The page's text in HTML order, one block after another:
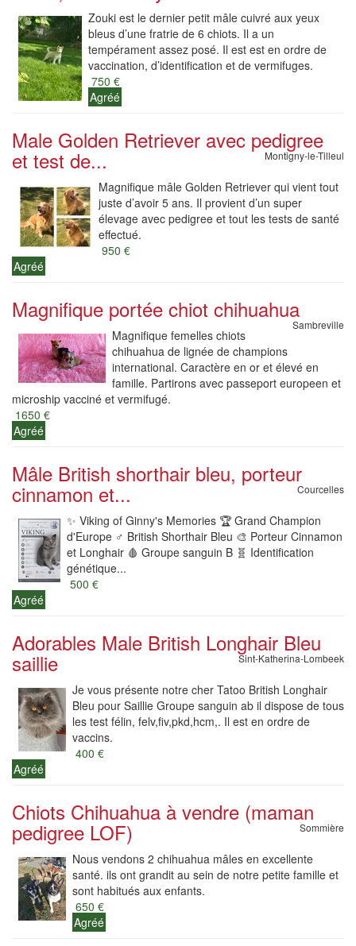
Zouki est le dernier petit mâle cuivré aux yeux
bleus d’une fratrie de 6 chiots. Il a un
tempérament assez posé. Il est est en ordre de
vaccination, d’identification et de vermifuges.
750 €
Agréé
Male Golden Retriever avec pedigree
et test de... Montigny-le-Tilleul
Magnifique mâle Golden Retriever qui vient tout
juste d’avoir 5 ans. Il provient d’un super
élevage avec pedigree et tout les tests de santé
effectué.
950 €
Agréé
Magnifique portée chiot chihuahua
Sambreville
Magnifique femelles chiots
chihuahua de lignée de champions
international. Caractère en or et élevé en
famille. Partirons avec passeport europeen et
microship vacciné et vermifugé.
1650 €
Agréé
Mâle British shorthair bleu, porteur
cinnamon et... Courcelles
✨️ Viking of Ginny's Memories 🏆 Grand Champion
d'Europe ♂️ British Shorthair Bleu 🎨 Porteur Cinnamon
et Longhair 🩸 Groupe sanguin B 🧬 Identification
génétique...
500 €
Agréé
Adorables Male British Longhair Bleu
saillie Sint-Katherina-Lombeek
Je vous présente notre cher Tatoo British Longhair
Bleu pour Saillie Groupe sanguin ab il dispose de tous
les test félin, felv,fiv,pkd,hcm,. Il est en ordre de
vaccins.
400 €
Agréé
Chiots Chihuahua à vendre (maman
pedigree LOF) Sommière
Nous vendons 2 chihuahua mâles en excellente
santé. ils ont grandit au sein de notre petite famille et
sont habitués aux enfants.
650 €
Agréé